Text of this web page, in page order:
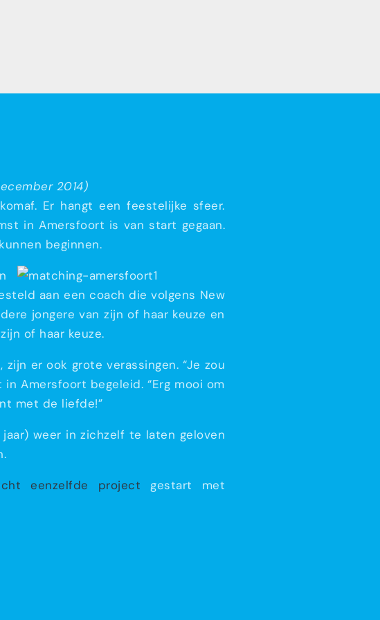
2014)
Er hangt een feestelijke sfeer.
in Amersfoort is van start gegaan.
beginnen.
aan een coach die volgens New
jongere van zijn of haar keuze en
of haar keuze.
er ook grote verassingen. “Je zou
Amersfoort begeleid. “Erg mooi om
met de liefde!”
weer in zichzelf te laten geloven
eenzelfde project gestart met